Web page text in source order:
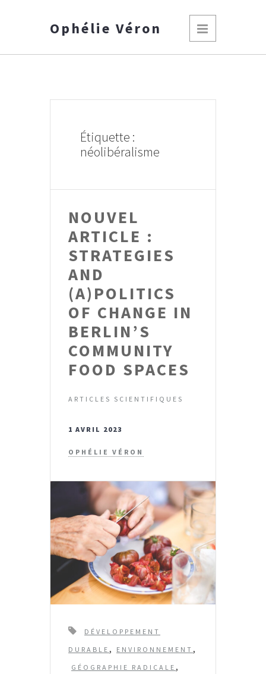
Ophélie Véron
Étiquette :
néolibéralisme
NOUVEL
ARTICLE :
STRATEGIES
AND
(A)POLITICS
OF CHANGE IN
BERLIN’S
COMMUNITY
FOOD SPACES
ARTICLES SCIENTIFIQUES
1 AVRIL 2023
OPHÉLIE VÉRON
T
a
g
DÉVELOPPEMENT
DURABLE , ENVIRONNEMENT ,
GÉOGRAPHIE RADICALE ,